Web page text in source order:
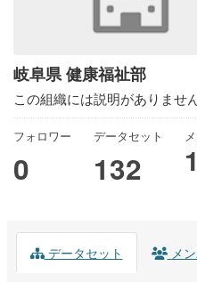
岐阜県 健康福祉部
この組織には説明がありませ
フォロワー
0
データセット
132
データセット メン